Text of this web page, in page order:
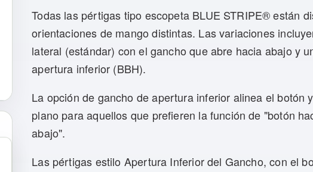
Todas las pértigas tipo escopeta BLUE STRIPE® están
orientaciones de mango distintas. Las variaciones
lateral (estándar) con el gancho que abre hacia abajo y
apertura inferior (BBH).
La opción de gancho de apertura inferior alinea el botón
plano para aquellos que prefieren la función de "botón
abajo".
Las pértigas estilo Apertura Inferior del Gancho, con el